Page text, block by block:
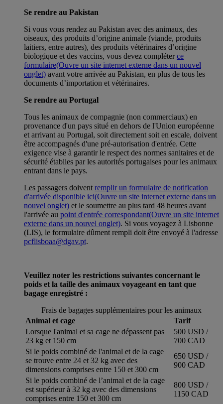
Se rendre au Pakistan
Si vous vous rendez au Pakistan avec des animaux, des
oiseaux, des produits d’origine animale (viande, produits
laitiers, entre autres), des produits vétérinaires d’origine
biologique et des vaccins, vous devez compléterce
formulaire(Ouvre un site internet externe dans un nouvel
onglet) avant votre arrivée au Pakistan, en plus de tous les
documents d’importation et vétérinaires.
Se rendre au Portugal
Tous les animaux de compagnie (non commerciaux) en
provenance d'un pays situé en dehors de l'Union européenne
et arrivant au Portugal, soit directement soit en escale, doivent
être accompagnés d'une pré-autorisation d'entrée. Cette
exigence vise à garantir le respect des normes sanitaires et de
sécurité établies par les autorités portugaises pour les animaux
entrant dans le pays.
Les passagers doivent remplir un formulaire de notification
d'arrivée disponible ici(Ouvre un site internet externe dans un
nouvel onglet) et le soumettre au plus tard 48 heures avant
l'arrivée au point d'entrée correspondant(Ouvre un site internet
externe dans un nouvel onglet). Si vous voyagez à Lisbonne
(LIS), le formulaire dûment rempli doit être envoyé à l'adresse
pcflisboaa@dgav.pt.
Veuillez noter les restrictions suivantes concernant le
poids et la taille des animaux voyageant en tant que
bagage enregistré :
Frais de bagages supplémentaires pour les animaux
Animal et cage
Tarif
Lorsque l'animal et sa cage ne dépassent pas
23 kg et 150 cm
500 USD /
700 CAD
Si le poids combiné de l'animal et de la cage
se trouve entre 24 et 32 kg avec des
dimensions comprises entre 150 et 300 cm
650 USD /
900 CAD
Si le poids combiné de l’animal et de la cage
est supérieur à 32 kg avec des dimensions
comprises entre 150 et 300 cm
800 USD /
1150 CAD